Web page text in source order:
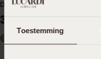
Toestemming
Diamant 0,02 kt
349